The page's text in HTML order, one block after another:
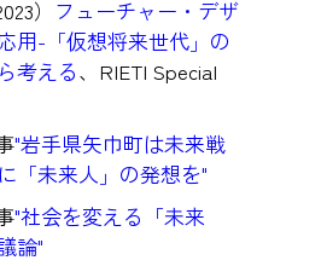
） フューチャー・デザ
用-「仮想将来世代」の
考える、RIETI Special
"岩手県矢巾町は未来戦
「未来人」の発想を"
"社会を変える「未来
論"